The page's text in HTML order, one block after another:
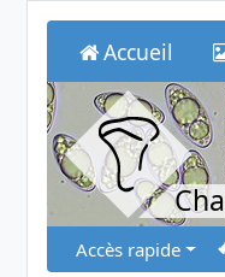
Accueil
Accès rapide